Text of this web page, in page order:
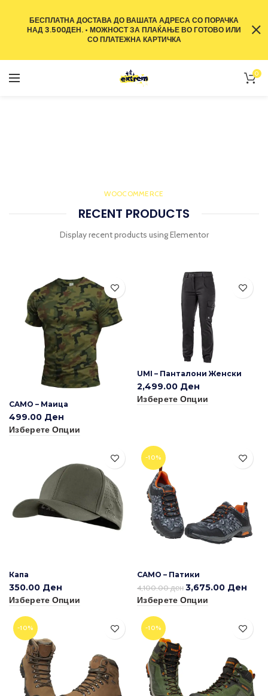
0
WOOCOMMERCE
RECENT PRODUCTS
Display recent products using Elementor
CAMO – Маица
499.00 Ден
Изберете Опции
UMI – Панталони Женски
2,499.00 Ден
Изберете Опции
Капа
350.00 Ден
Изберете Опции
-10%
CAMO – Патики
4,100.00ден 3,675.00 Ден
Изберете Опции
-10% -10%
БЕСПЛАТНА ДОСТАВА ДО ВАШАТА АДРЕСА СО ПОРАЧКА
НАД 3.500ДЕН. • МОЖНОСТ ЗА ПЛАЌАЊЕ ВО ГОТОВО ИЛИ
СО ПЛАТЕЖНА КАРТИЧКА